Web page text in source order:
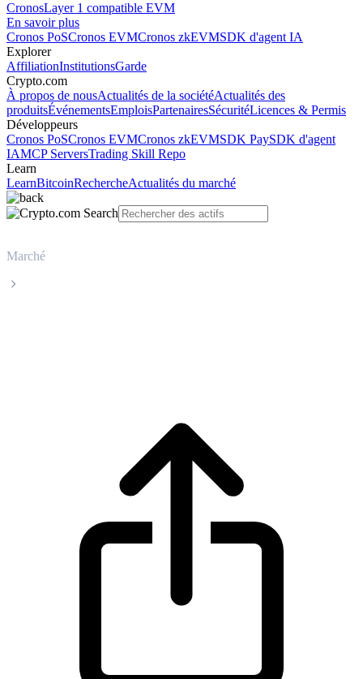
CronosLayer 1 compatible EVM
En savoir plus
Cronos PoSCronos EVMCronos zkEVMSDK d'agent IA
Explorer
AffiliationInstitutionsGarde
Crypto.com
À propos de nousActualités de la sociétéActualités des
produitsÉvénementsEmploisPartenairesSécuritéLicences & Permis
Développeurs
Cronos PoSCronos EVMCronos zkEVMSDK PaySDK d'agent
IAMCP ServersTrading Skill Repo
Learn
LearnBitcoinRechercheActualités du marché
Marché